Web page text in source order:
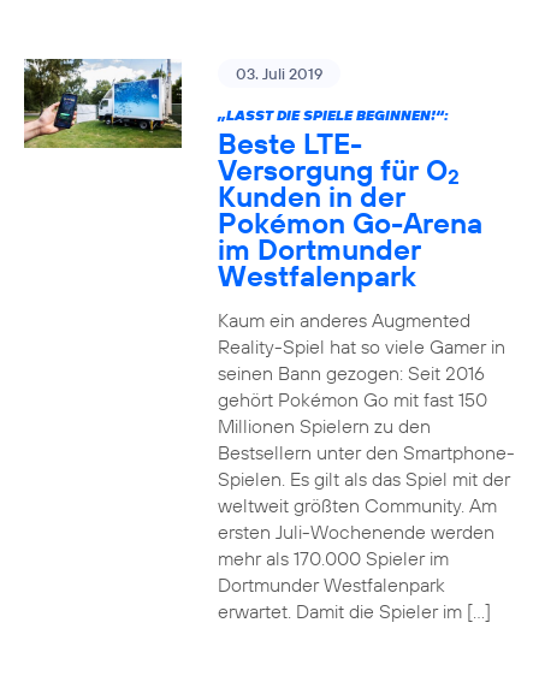
03. Juli 2019
„LASST DIE SPIELE BEGINNEN!“:
Beste LTE-
Versorgung für O2
Kunden in der
Pokémon Go-Arena
im Dortmunder
Westfalenpark
Kaum ein anderes Augmented
Reality-Spiel hat so viele Gamer in
seinen Bann gezogen: Seit 2016
gehört Pokémon Go mit fast 150
Millionen Spielern zu den
Bestsellern unter den Smartphone-
Spielen. Es gilt als das Spiel mit der
weltweit größten Community. Am
ersten Juli-Wochenende werden
mehr als 170.000 Spieler im
Dortmunder Westfalenpark
erwartet. Damit die Spieler im […]